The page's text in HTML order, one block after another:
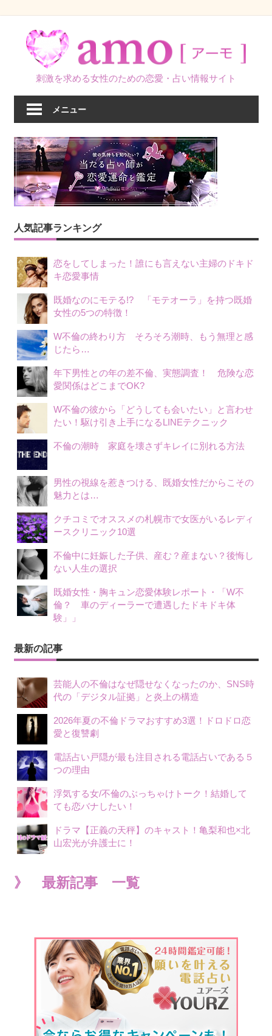
刺激を求める女性のための恋愛・占い情報サイト
メニュー
人気記事ランキング
恋をしてしまった！誰にも言えない主婦のドキド
キ恋愛事情
既婚なのにモテる!? 「モテオーラ」を持つ既婚
女性の5つの特徴！
W不倫の終わり方 そろそろ潮時、もう無理と感
じたら…
年下男性との年の差不倫、実態調査！ 危険な恋
愛関係はどこまでOK?
W不倫の彼から「どうしても会いたい」と言わせ
たい！駆け引き上手になるLINEテクニック
不倫の潮時 家庭を壊さずキレイに別れる方法
男性の視線を惹きつける、既婚女性だからこその
魅力とは…
クチコミでオススメの札幌市で女医がいるレディ
ースクリニック10選
不倫中に妊娠した子供、産む？産まない？後悔し
ない人生の選択
既婚女性・胸キュン恋愛体験レポート・「W不
倫？ 車のディーラーで遭遇したドキドキ体
験」」
最新の記事
芸能人の不倫はなぜ隠せなくなったのか、SNS時
代の「デジタル証拠」と炎上の構造
2026年夏の不倫ドラマおすすめ3選！ドロドロ恋
愛と復讐劇
電話占い戸隠が最も注目される電話占いである５
つの理由
浮気する女/不倫のぶっちゃけトーク！結婚して
ても恋バナしたい！
ドラマ【正義の天秤】のキャスト！亀梨和也×北
山宏光が弁護士に！
》 最新記事 一覧